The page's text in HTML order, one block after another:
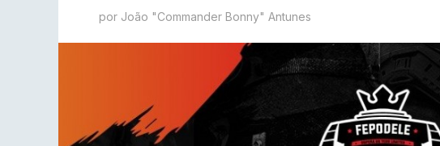
por João "Commander Bonny" Antunes